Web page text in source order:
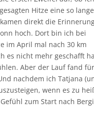
Hitze eine so
direkt die
hoch. Dort bin ich bei
im April mal nach 30 km
es nicht mehr geschafft
Aber der Lauf fand
nachdem ich Tatjana
wenn es zu
zum Start nach